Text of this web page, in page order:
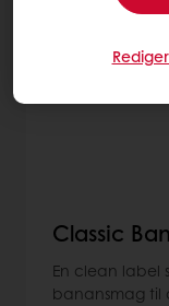
Classic
En clean label
banansmag til